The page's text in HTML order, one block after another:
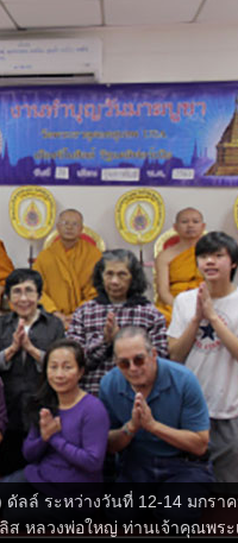
ล์ ระหว่างวันที่ 12-14 มกรา
ส หลวงพ่อใหญ่ ท่านเจ้าคุณพระ